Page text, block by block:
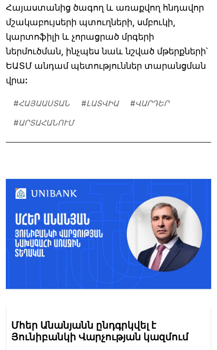
Հայաստանից ծագող և առաքվող հնդավոր
մշակաբույսերի պտուղների, սմբուկի,
կարտոֆիլի և չորացրած մրգերի
ներմուծման, ինչպես նաև նշված մթերքների՝
ԵԱՏՄ անդամ պետություններ տարանցման
վրա:
#ՀԱՅԱԱՍՏԱՆ #ԼԱՏՎԻԱ #ՎԱՐԴԵՐ
#ԱՐՏԱՀԱՆՈՒՄ
Մհեր Անանյանն ընդգրկվել է
Յունիբանկի Վարչության կազմում